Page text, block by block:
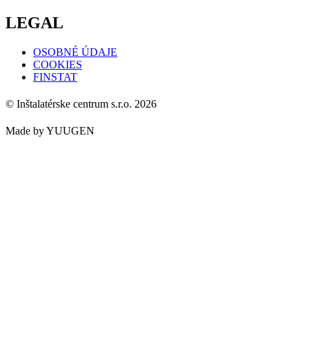
LEGAL
OSOBNÉ ÚDAJE
COOKIES
FINSTAT
© Inštalatérske centrum s.r.o. 2026
Made by YUUGEN